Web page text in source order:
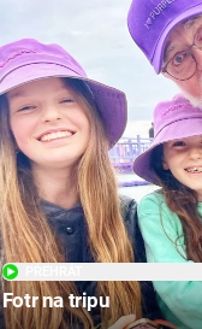
Fotr na tripu